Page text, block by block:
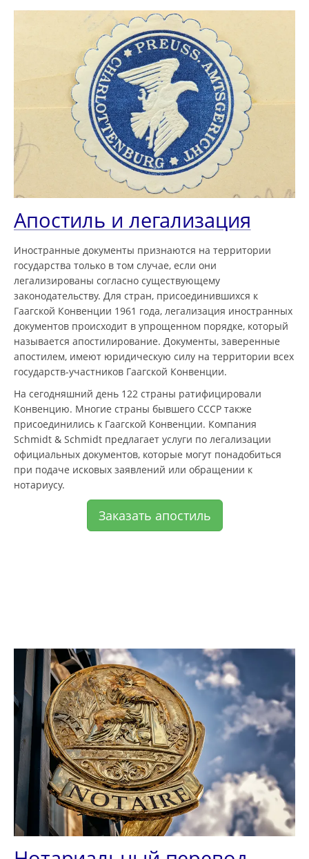
Апостиль и легализация
Иностранные документы признаются на территории
государства только в том случае, если они
легализированы согласно существующему
законодательству. Для стран, присоединившихся к
Гаагской Конвенции 1961 года, легализация иностранных
документов происходит в упрощенном порядке, который
называется апостилирование. Документы, заверенные
апостилем, имеют юридическую силу на территории всех
государств-участников Гаагской Конвенции.
На сегодняшний день 122 страны ратифицировали
Конвенцию. Многие страны бывшего СССР также
присоединились к Гаагской Конвенции. Компания
Schmidt & Schmidt предлагает услуги по легализации
официальных документов, которые могут понадобиться
при подаче исковых заявлений или обращении к
нотариусу.
Заказать апостиль